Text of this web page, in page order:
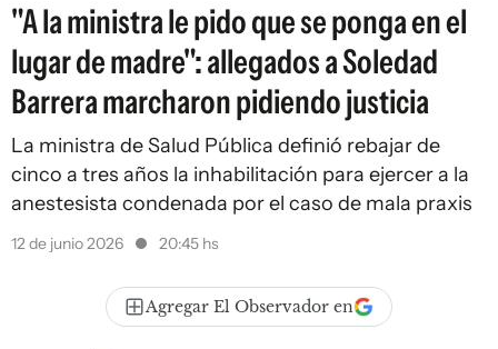
"A la ministra le pido que se ponga en el
lugar de madre": allegados a Soledad
Barrera marcharon pidiendo justicia
La ministra de Salud Pública definió rebajar de
cinco a tres años la inhabilitación para ejercer a la
anestesista condenada por el caso de mala praxis
12 de junio 2026 20:45 hs
Agregar El Observador en